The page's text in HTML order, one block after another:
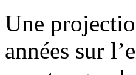
Une
années sur